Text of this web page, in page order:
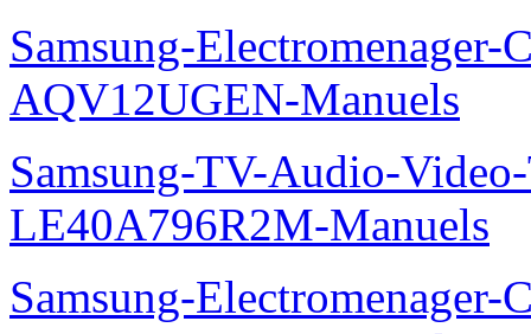
Samsung-Electromenager-
AQV12UGEN-Manuels
Samsung-TV-Audio-
LE40A796R2M-Manuels
Samsung-Electromenager-